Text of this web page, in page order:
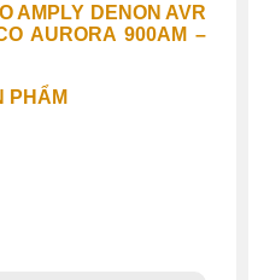
AMPLY DENON AVR
AURORA 900AM –
PHẨM